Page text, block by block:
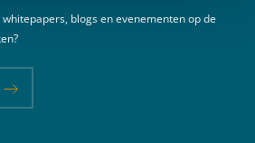
blogs en evenementen op de